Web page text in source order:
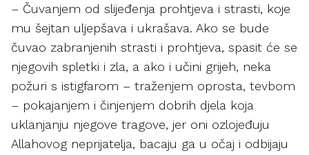
– Čuvanjem od slijeđenja prohtjeva i strasti, koje
mu šejtan uljepšava i ukrašava. Ako se bude
čuvao zabranjenih strasti i prohtjeva, spasit će se
njegovih spletki i zla, a ako i učini grijeh, neka
požuri s istigfarom – traženjem oprosta, tevbom
– pokajanjem i činjenjem dobrih djela koja
uklanjanju njegove tragove, jer oni ozlojeđuju
Allahovog neprijatelja, bacaju ga u očaj i odbijaju